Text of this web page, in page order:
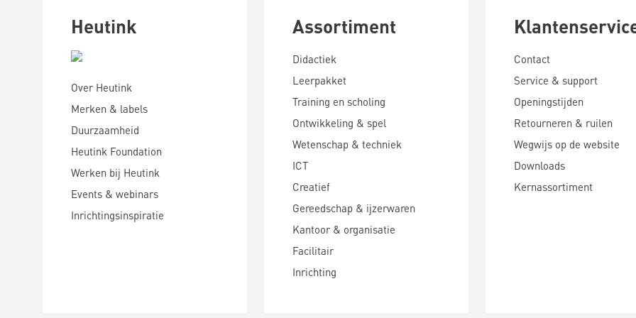
Heutink
Over Heutink
Merken & labels
Duurzaamheid
Heutink Foundation
Werken bij Heutink
Events & webinars
Inrichtingsinspiratie
Assortiment
Didactiek
Leerpakket
Training en scholing
Ontwikkeling & spel
Wetenschap & techniek
ICT
Creatief
Gereedschap & ijzerwaren
Kantoor & organisatie
Facilitair
Inrichting
Contact
Service & support
Openingstijden
Retourneren & ruilen
Wegwijs op de website
Downloads
Kernassortiment